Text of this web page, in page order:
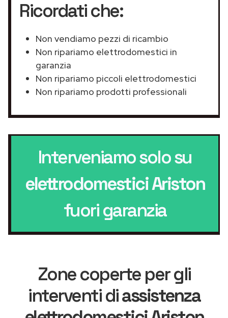
Ricordati che:
Non vendiamo pezzi di ricambio
Non ripariamo elettrodomestici in
garanzia
Non ripariamo piccoli elettrodomestici
Non ripariamo prodotti professionali
Interveniamo solo su
elettrodomestici Ariston
fuori garanzia
Zone coperte per gli
interventi diassistenza